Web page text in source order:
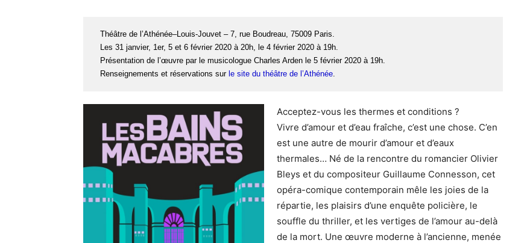
Théâtre de l’Athénée–Louis-Jouvet – 7, rue Boudreau, 75009 Paris.
Les 31 janvier, 1er, 5 et 6 février 2020 à 20h, le 4 février 2020 à 19h.
Présentation de l’œuvre par le musicologue Charles Arden le 5 février 2020 à 19h.
Renseignements et réservations sur le site du théâtre de l’Athénée.
Acceptez-vous les thermes et conditions ?
Vivre d’amour et d’eau fraîche, c’est une chose. C’en
est une autre de mourir d’amour et d’eaux
thermales… Né de la rencontre du romancier Olivier
Bleys et du compositeur Guillaume Connesson, cet
opéra-comique contemporain mêle les joies de la
répartie, les plaisirs d’une enquête policière, le
souffle du thriller, et les vertiges de l’amour au-delà
de la mort. Une œuvre moderne à l’ancienne, menée